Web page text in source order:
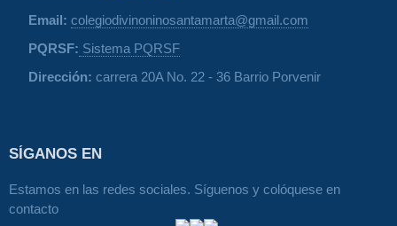
Email: colegiodivinoninosantamarta@gmail.com
PQRSF: Sistema PQRSF
Dirección: carrera 20A No. 22 - 36 Barrio Porvenir
SÍGANOS EN
Estamos en las redes sociales. Síguenos y colóquese en
contacto